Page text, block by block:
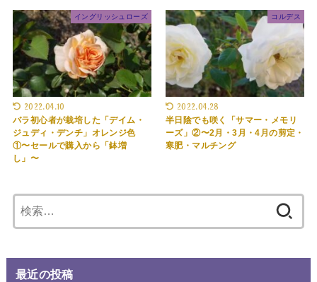
イングリッシュローズ
2022.04.10
バラ初心者が栽培した「デイム・
ジュディ・デンチ」オレンジ色
①〜セールで購入から「鉢増
し」〜
コルデス
2022.04.28
半日陰でも咲く「サマー・メモリ
ーズ」②〜2月・3月・4月の剪定・
寒肥・マルチング
索:
最近の投稿